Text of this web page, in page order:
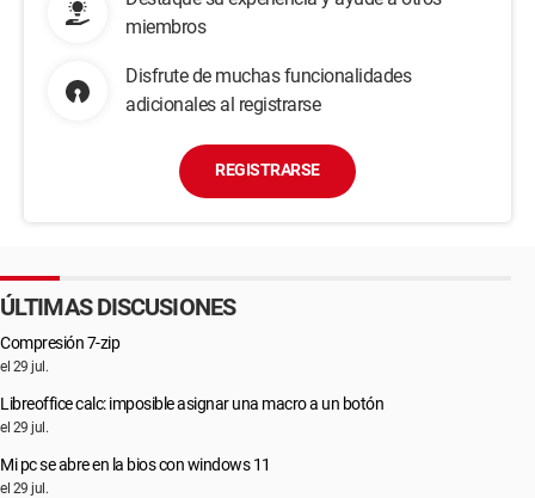
miembros
Disfrute de muchas funcionalidades
adicionales al registrarse
REGISTRARSE
ÚLTIMAS DISCUSIONES
Compresión 7-zip
el 29 jul.
Libreoffice calc: imposible asignar una macro a un botón
el 29 jul.
Mi pc se abre en la bios con windows 11
el 29 jul.